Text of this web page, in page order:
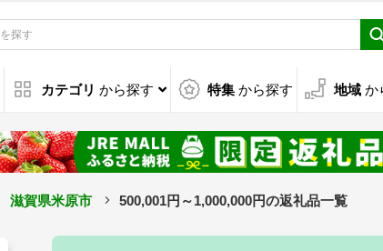
カテゴリ から探す 特集 から探す 地域 か
滋賀県米原市 500,001円～1,000,000円の返礼品一覧